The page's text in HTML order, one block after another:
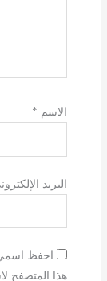
الاسم *
البريد
احفظ
هذا المتصفح